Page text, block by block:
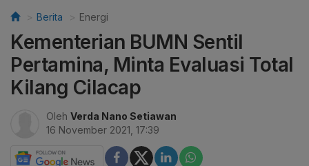
Berita Energi
Kementerian BUMN Sentil
Pertamina, Minta Evaluasi Total
Kilang Cilacap
Oleh Verda Nano Setiawan
16 November 2021, 17:39